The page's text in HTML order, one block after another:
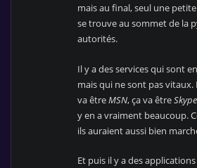
mais au final, seul une
se trouve au sommet de la
autorités.
Il y a des services qui sont
mais qui ne sont pas vitaux.
va êtreMSN, ça va êtreSkype
y en a vraiment beaucoup.
ils auraient aussi bien
Et puis il y a des